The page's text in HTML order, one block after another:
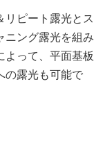
リピート露光とス
ニング露光を組み
よって、平面基板
の露光も可能で